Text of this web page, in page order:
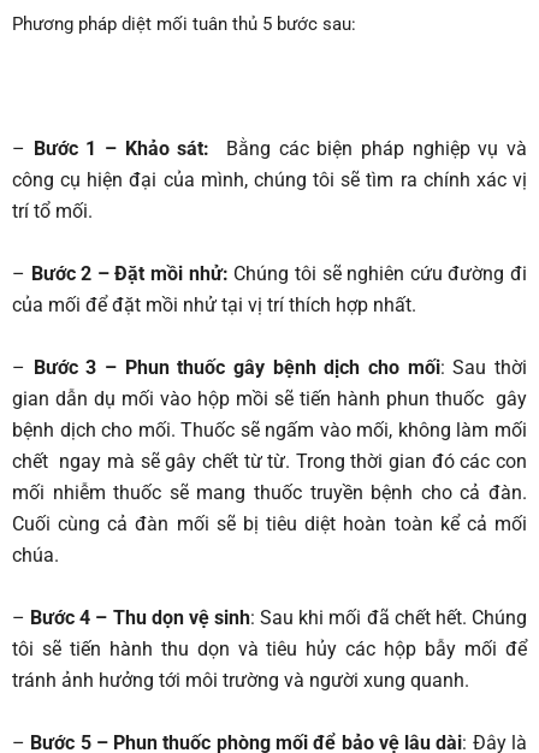
Phương pháp diệt mối tuân thủ 5 bước sau:
– Bước 1 – Khảo sát: Bằng các biện pháp nghiệp vụ và
công cụ hiện đại của mình, chúng tôi sẽ tìm ra chính xác vị
trí tổ mối.
– Bước 2 – Đặt mồi nhử: Chúng tôi sẽ nghiên cứu đường đi
của mối để đặt mồi nhử tại vị trí thích hợp nhất.
– Bước 3 – Phun thuốc gây bệnh dịch cho mối: Sau thời
gian dẫn dụ mối vào hộp mồi sẽ tiến hành phun thuốc gây
bệnh dịch cho mối. Thuốc sẽ ngấm vào mối, không làm mối
chết ngay mà sẽ gây chết từ từ. Trong thời gian đó các con
mối nhiễm thuốc sẽ mang thuốc truyền bệnh cho cả đàn.
Cuối cùng cả đàn mối sẽ bị tiêu diệt hoàn toàn kể cả mối
chúa.
– Bước 4 – Thu dọn vệ sinh: Sau khi mối đã chết hết. Chúng
tôi sẽ tiến hành thu dọn và tiêu hủy các hộp bẫy mối để
tránh ảnh hưởng tới môi trường và người xung quanh.
– Bước 5 – Phun thuốc phòng mối để bảo vệ lâu dài: Đây là